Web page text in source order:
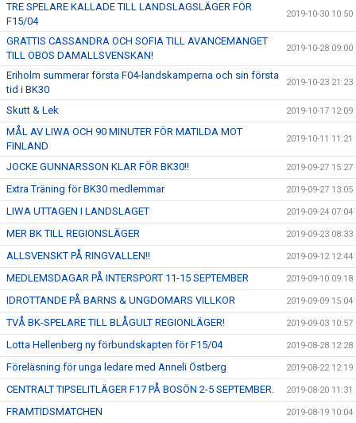
TRE SPELARE KALLADE TILL LANDSLAGSLÄGER FÖR
F15/04
2019-10-30 10:50
GRATTIS CASSANDRA OCH SOFIA TILL AVANCEMANGET
TILL OBOS DAMALLSVENSKAN!
2019-10-28 09:00
Eriholm summerar första F04-landskamperna och sin första
tid i BK30
2019-10-23 21:23
Skutt & Lek 2019-10-17 12:09
MÅL AV LIWA OCH 90 MINUTER FÖR MATILDA MOT
FINLAND
2019-10-11 11:21
JOCKE GUNNARSSON KLAR FÖR BK30!! 2019-09-27 15:27
Extra Träning för BK30 medlemmar 2019-09-27 13:05
LIWA UTTAGEN I LANDSLAGET 2019-09-24 07:04
MER BK TILL REGIONSLÄGER 2019-09-23 08:33
ALLSVENSKT PÅ RINGVALLEN!! 2019-09-12 12:44
MEDLEMSDAGAR PÅ INTERSPORT 11-15 SEPTEMBER 2019-09-10 09:18
IDROTTANDE PÅ BARNS & UNGDOMARS VILLKOR 2019-09-09 15:04
TVÅ BK-SPELARE TILL BLÅGULT REGIONLÄGER! 2019-09-03 10:57
Lotta Hellenberg ny förbundskapten för F15/04 2019-08-28 12:28
Föreläsning för unga ledare med Anneli Östberg 2019-08-22 12:19
CENTRALT TIPSELITLÄGER F17 PÅ BOSÖN 2-5 SEPTEMBER. 2019-08-20 11:31
FRAMTIDSMATCHEN 2019-08-19 10:04